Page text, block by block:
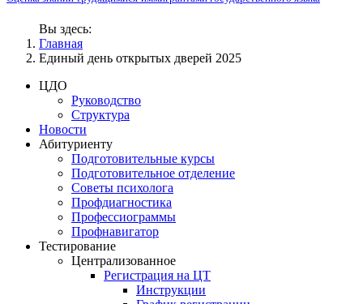
Вы здесь:
Главная
Единый день открытых дверей 2025
ЦДО
Руководство
Структура
Новости
Абитуриенту
Подготовительные курсы
Подготовительное отделение
Советы психолога
Профдиагностика
Профессиограммы
Профнавигатор
Тестирование
Централизованное
Регистрация на ЦТ
Инструкции